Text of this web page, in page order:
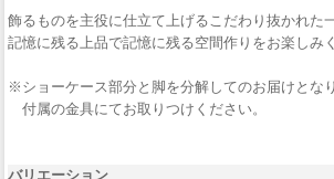
飾るものを主役に仕立て上げるこだわり抜かれた
記憶に残る上品で記憶に残る空間作りをお楽しみ
※ショーケース部分と脚を分解してのお届けとなり
付属の金具にてお取りつけください。
バリエーション